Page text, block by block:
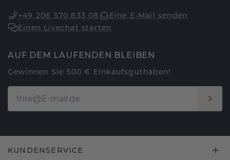
+49 206 570 833 08
Eine E-Mail senden
Einen Livechat starten
AUF DEM LAUFENDEN BLEIBEN
Gewinnen Sie 500 € Einkaufsguthaben!
KUNDENSERVICE